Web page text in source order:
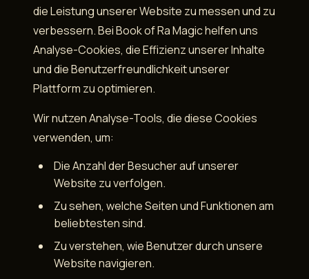
die Leistung unserer Website zu messen und zu
verbessern. Bei Book of Ra Magic helfen uns
Analyse-Cookies, die Effizienz unserer Inhalte
und die Benutzerfreundlichkeit unserer
Plattform zu optimieren.
Wir nutzen Analyse-Tools, die diese Cookies
verwenden, um:
Die Anzahl der Besucher auf unserer
Website zu verfolgen.
Zu sehen, welche Seiten und Funktionen am
beliebtesten sind.
Zu verstehen, wie Benutzer durch unsere
Website navigieren.